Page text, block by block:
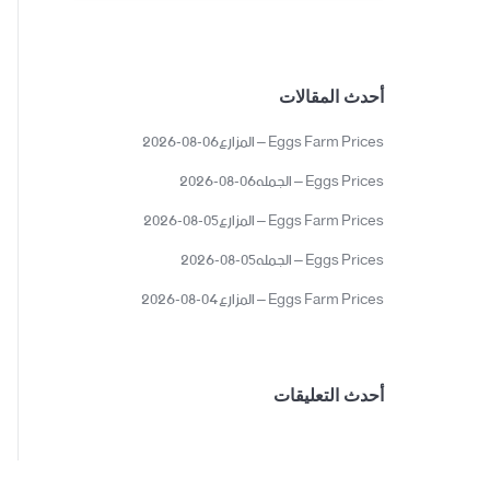
أحدث المقالات
Eggs Farm Prices – المزارع06-08-2026
Eggs Prices – الجمله06-08-2026
Eggs Farm Prices – المزارع05-08-2026
Eggs Prices – الجمله05-08-2026
Eggs Farm Prices – المزارع04-08-2026
أحدث التعليقات